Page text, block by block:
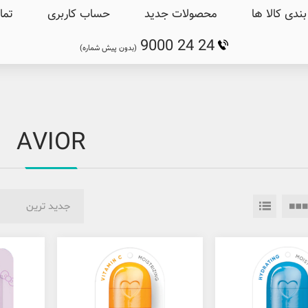
کالا ها محصولات جدید حساب کاربری
9000 24 24 (بدون پیش شماره)
AVIOR